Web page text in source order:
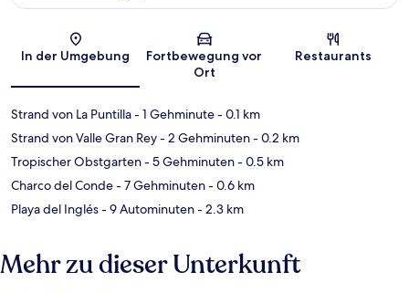
Karte
In der Umgebung
Fortbewegung vor
Ort
Restaurants
Strand von La Puntilla- 1 Gehminute- 0.1 km
Strand von Valle Gran Rey- 2 Gehminuten- 0.2 km
Tropischer Obstgarten- 5 Gehminuten- 0.5 km
Charco del Conde- 7 Gehminuten- 0.6 km
Playa del Inglés- 9 Autominuten- 2.3 km
Mehr zu dieser Unterkunft